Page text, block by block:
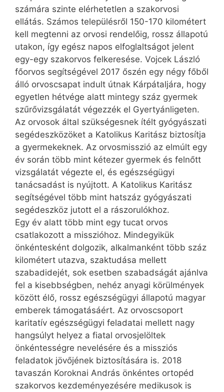
számára szinte elérhetetlen a szakorvosi
ellátás. Számos településről 150-170 kilométert
kell megtenni az orvosi rendelőig, rossz állapotú
utakon, így egész napos elfoglaltságot jelent
egy-egy szakorvos felkeresése. Vojcek László
főorvos segítségével 2017 őszén egy négy főből
álló orvoscsapat indult útnak Kárpátaljára, hogy
egyetlen hétvége alatt mintegy száz gyermek
szűrővizsgálatát végezzék el Gyertyánligeten.
Az orvosok által szükségesnek ítélt gyógyászati
segédeszközöket a Katolikus Karitász biztosítja
a gyermekeknek. Az orvosmisszió az elmúlt egy
év során több mint kétezer gyermek és felnőtt
vizsgálatát végezte el, és egész­ségügyi
tanácsadást is nyújtott. A Katolikus Karitász
segítségével több mint hatszáz gyógyászati
segédeszköz jutott el a rászorulókhoz.
Egy év alatt több mint egy tucat orvos
csatlakozott a misszióhoz. Mindegyikük
önkéntesként dolgozik, alkalmanként több száz
kilométert utazva, szaktudása mellett
szabadidejét, sok esetben szabadságát ajánlva
fel a kisebbségben, nehéz anyagi körülmények
között élő, rossz egész­ségügyi állapotú magyar
emberek támogatásáért. Az orvoscsoport
karitatív egészségügyi feladatai mellett nagy
hangsúlyt helyez a fiatal orvosjelöltek
önkéntességre nevelésére és a missziós
feladatok jövőjének biztosítására is. 2018
tavaszán Koroknai András önkéntes ortopéd
szakorvos kezdeményezésére medikusok is